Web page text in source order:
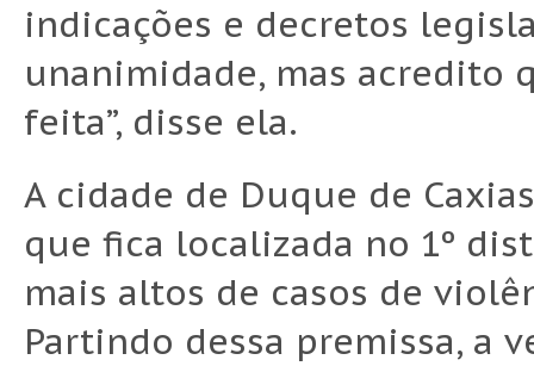
indicações e decretos
unanimidade, mas acredito
feita”, disse ela.
A cidade de Duque de
que fica localizada no 1º
mais altos de casos de
Partindo dessa premissa, a